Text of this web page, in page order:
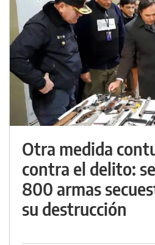
Otra medida
contra el delito:
800 armas
su destrucción